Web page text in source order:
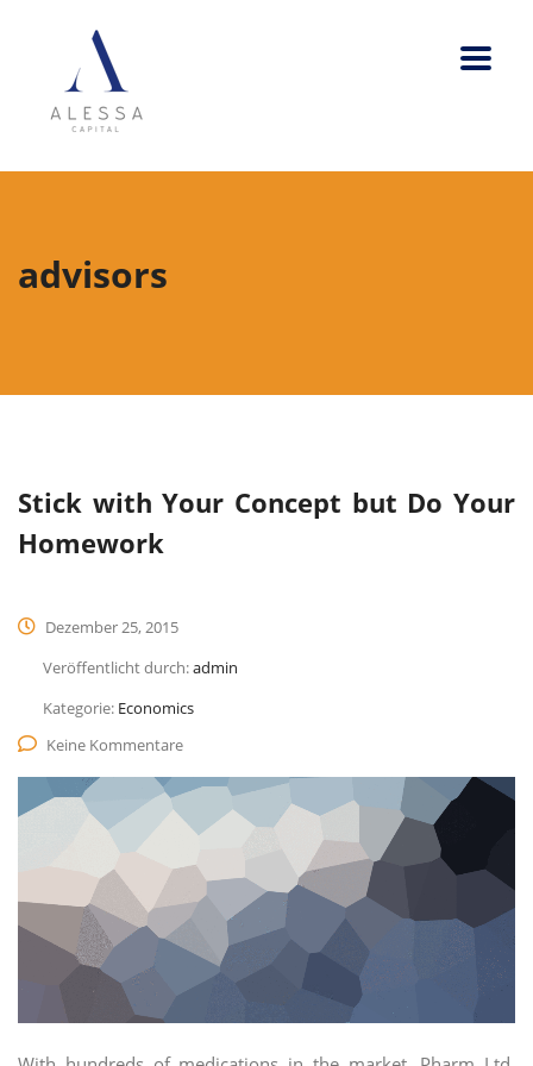
advisors
Stick with Your Concept but Do Your
Homework
Dezember 25, 2015
Veröffentlicht durch:admin
Kategorie: Economics
Keine Kommentare